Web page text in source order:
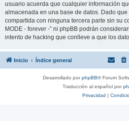
usuario acuerda que cualquier información
almacenada en una base de datos. Dado
compartida con ninguna tercera parte sin su
MODE - forever -” ni phpBB podrán
intento de hacking que conlleve a que los
Inicio Índice general
Desarrollado porphpBB® Forum
Traducción al español por
Privacidad |